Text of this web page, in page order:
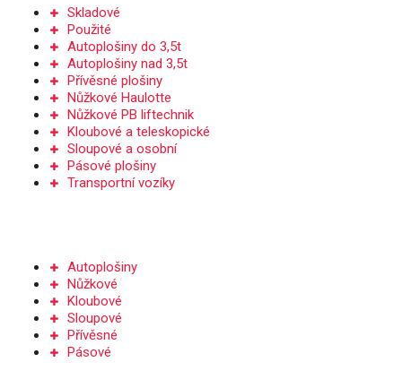
Skladové
Použité
Autoplošiny do 3,5t
Autoplošiny nad 3,5t
Přívěsné plošiny
Nůžkové Haulotte
Nůžkové PB liftechnik
Kloubové a teleskopické
Sloupové a osobní
Pásové plošiny
Transportní vozíky
Autoplošiny
Nůžkové
Kloubové
Sloupové
Přívěsné
Pásové